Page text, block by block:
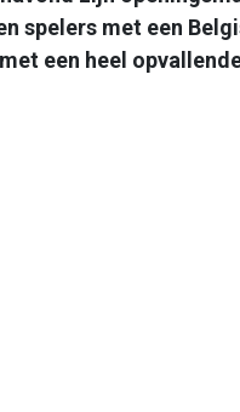
spelers met een
een heel